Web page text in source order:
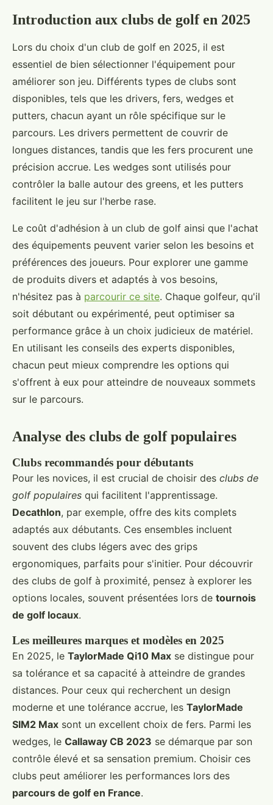
Introduction aux clubs de golf en 2025
Lors du choix d'un club de golf en 2025, il est
essentiel de bien sélectionner l'équipement pour
améliorer son jeu. Différents types de clubs sont
disponibles, tels que les drivers, fers, wedges et
putters, chacun ayant un rôle spécifique sur le
parcours. Les drivers permettent de couvrir de
longues distances, tandis que les fers procurent une
précision accrue. Les wedges sont utilisés pour
contrôler la balle autour des greens, et les putters
facilitent le jeu sur l'herbe rase.
Le coût d'adhésion à un club de golf ainsi que l'achat
des équipements peuvent varier selon les besoins et
préférences des joueurs. Pour explorer une gamme
de produits divers et adaptés à vos besoins,
n'hésitez pas à parcourir ce site. Chaque golfeur, qu'il
soit débutant ou expérimenté, peut optimiser sa
performance grâce à un choix judicieux de matériel.
En utilisant les conseils des experts disponibles,
chacun peut mieux comprendre les options qui
s'offrent à eux pour atteindre de nouveaux sommets
sur le parcours.
Analyse des clubs de golf populaires
Clubs recommandés pour débutants
Pour les novices, il est crucial de choisir des clubs de
golf populaires qui facilitent l'apprentissage.
Decathlon, par exemple, offre des kits complets
adaptés aux débutants. Ces ensembles incluent
souvent des clubs légers avec des grips
ergonomiques, parfaits pour s'initier. Pour découvrir
des clubs de golf à proximité, pensez à explorer les
options locales, souvent présentées lors de tournois
de golf locaux.
Les meilleures marques et modèles en 2025
En 2025, le TaylorMade Qi10 Max se distingue pour
sa tolérance et sa capacité à atteindre de grandes
distances. Pour ceux qui recherchent un design
moderne et une tolérance accrue, les TaylorMade
SIM2 Max sont un excellent choix de fers. Parmi les
wedges, le Callaway CB 2023 se démarque par son
contrôle élevé et sa sensation premium. Choisir ces
clubs peut améliorer les performances lors des
parcours de golf en France.